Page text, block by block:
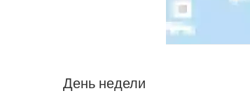
День недели